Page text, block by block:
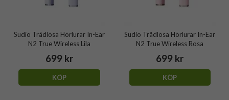
Sudio Trådlösa Hörlurar In-Ear
N2 True Wireless Lila
699 kr
KÖP
Sudio Trådlösa Hörlurar In-Ear
N2 True Wireless Rosa
699 kr
KÖP